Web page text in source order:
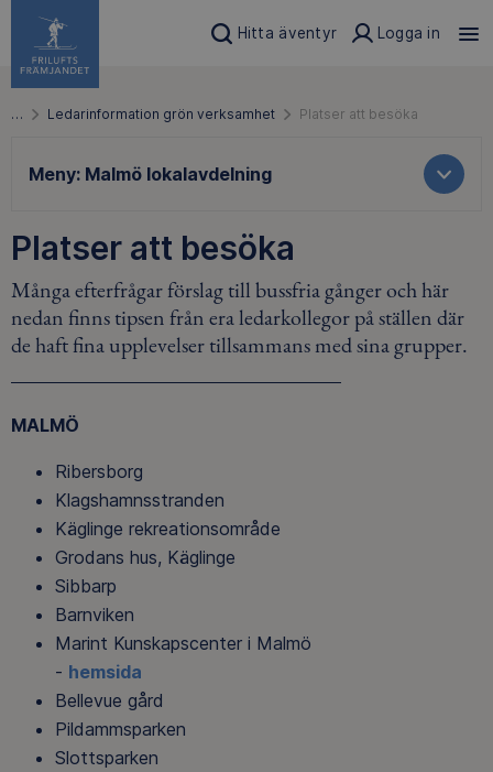
Hitta äventyr Logga in
… Ledarinformation grön verksamhet Platser att besöka
Meny: Malmö lokalavdelning
Platser att besöka
Många efterfrågar förslag till bussfria gånger och här
nedan finns tipsen från era ledarkollegor på ställen där
de haft fina upplevelser tillsammans med sina grupper.
MALMÖ
Ribersborg
Klagshamnsstranden
Käglinge rekreationsområde
Grodans hus, Käglinge
Sibbarp
Barnviken
Marint Kunskapscenter i Malmö
- hemsida
Bellevue gård
Pildammsparken
Slottsparken